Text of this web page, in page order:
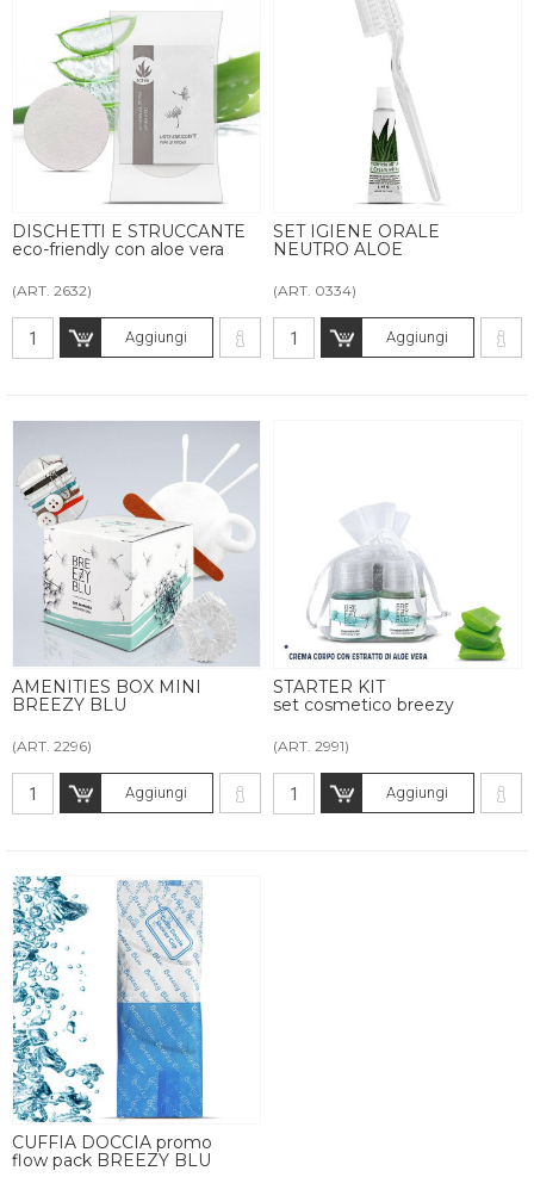
DISCHETTI E STRUCCANTE
eco-friendly con aloe vera
(ART. 2632)
Aggiungi
SET IGIENE ORALE
NEUTRO ALOE
(ART. 0334)
Aggiungi
AMENITIES BOX MINI
BREEZY BLU
(ART. 2296)
Aggiungi
STARTER KIT
set cosmetico breezy
(ART. 2991)
Aggiungi
CUFFIA DOCCIA promo
flow pack BREEZY BLU